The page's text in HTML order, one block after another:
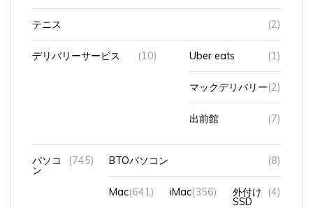
テニス (2)
デリバリーサービス (10) Uber eats (1)
マックデリバリー(2)
出前館 (7)
パソコ (745) BTOパソコン (8)
Mac(641) iMac(356) 外付け
SSD
(4)